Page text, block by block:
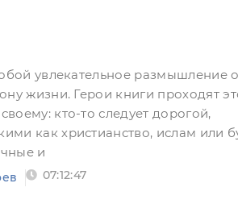
увлекательное размышление
жизни. Герои книги проходят
кто-то следует дорогой,
как христианство, ислам или
и
07:12:47